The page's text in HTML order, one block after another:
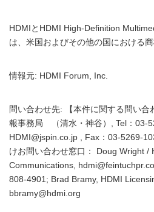
HDMIとHDMI High-Definition
は、米国およびその他の国における
情報元: HDMI Forum, Inc.
問い合わせ先: 【本件に関する問い
報事務局 （清水・神谷）, Tel：03-
HDMI@jspin.co.jp , Fax：03-5269-
けお問い合わせ窓口： Doug Wright /
Communications,
808-4901; Brad Bramy, HDMI
bbramy@hdmi.org